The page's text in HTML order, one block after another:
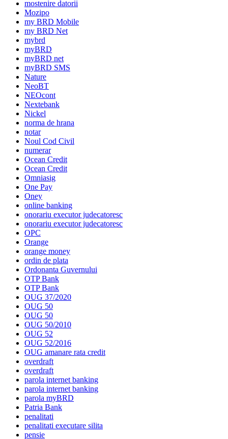
mostenire datorii
Mozipo
my BRD Mobile
my BRD Net
mybrd
myBRD
myBRD net
myBRD SMS
Nature
NeoBT
NEOcont
Nextebank
Nickel
norma de hrana
notar
Noul Cod Civil
numerar
Ocean Credit
Ocean Credit
Omniasig
One Pay
Oney
online banking
onorariu executor judecatoresc
onorariu executor judecatoresc
OPC
Orange
orange money
ordin de plata
Ordonanta Guvernului
OTP Bank
OTP Bank
OUG 37/2020
OUG 50
OUG 50
OUG 50/2010
OUG 52
OUG 52/2016
OUG amanare rata credit
overdraft
overdraft
parola internet banking
parola internet banking
parola myBRD
Patria Bank
penalitati
penalitati executare silita
pensie